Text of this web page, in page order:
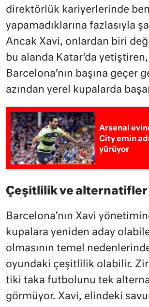
direktörlük kariyerlerinde
yapamadıklarına fazlasıyla
Ancak Xavi, onlardan biri
bu alanda Katar’da
Barcelona’nın başına geçer
azından yerel kupalarda
Arsenal
City emin
yürüyor
Çeşitlilik ve alternatifler
Barcelona’nın Xavi
kupalara yeniden aday
olmasının temel
oyundaki çeşitlilik olabilir.
tiki taka futbolunu tek
görmüyor. Xavi, elindeki